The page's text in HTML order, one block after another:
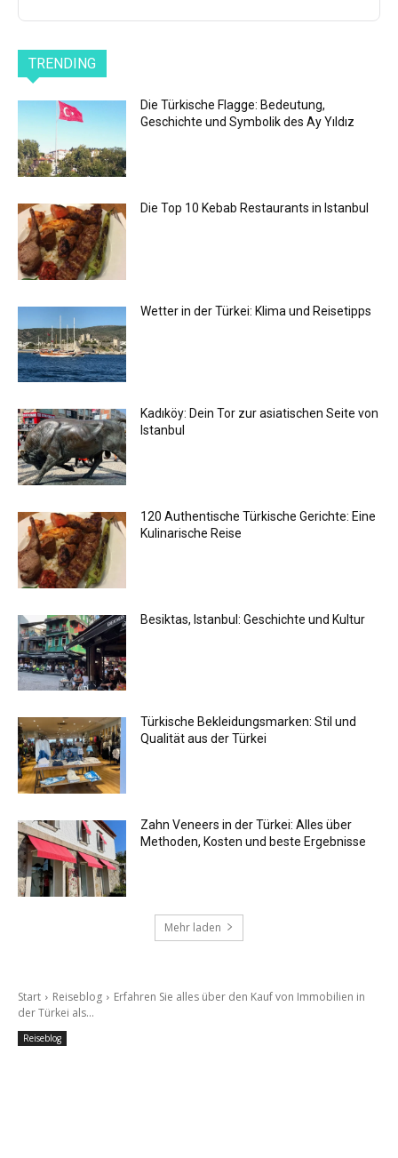
TRENDING
Die Türkische Flagge: Bedeutung,
Geschichte und Symbolik des Ay Yıldız
Die Top 10 Kebab Restaurants in Istanbul
Wetter in der Türkei: Klima und Reisetipps
Kadıköy: Dein Tor zur asiatischen Seite von
Istanbul
120 Authentische Türkische Gerichte: Eine
Kulinarische Reise
Besiktas, Istanbul: Geschichte und Kultur
Türkische Bekleidungsmarken: Stil und
Qualität aus der Türkei
Zahn Veneers in der Türkei: Alles über
Methoden, Kosten und beste Ergebnisse
Mehr laden